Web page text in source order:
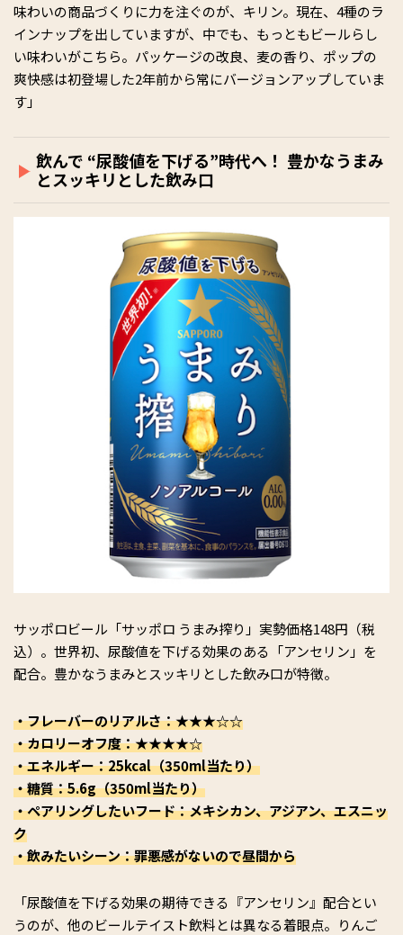
味わいの商品づくりに力を注ぐのが、キリン。現在、4種のラ
インナップを出していますが、中でも、もっともビールらし
い味わいがこちら。パッケージの改良、麦の香り、ポップの
爽快感は初登場した2年前から常にバージョンアップしていま
す」
飲んで “尿酸値を下げる”時代へ！ 豊かなうまみ
とスッキリとした飲み口
サッポロビール「サッポロ うまみ搾り」実勢価格148円（税
込）。世界初、尿酸値を下げる効果のある「アンセリン」を
配合。豊かなうまみとスッキリとした飲み口が特徴。
・フレーバーのリアルさ：★★★☆☆
・カロリーオフ度：★★★★☆
・エネルギー：25kcal（350ml当たり）
・糖質：5.6g（350ml当たり）
・ペアリングしたいフード：メキシカン、アジアン、エスニッ
ク
・飲みたいシーン：罪悪感がないので昼間から
「尿酸値を下げる効果の期待できる『アンセリン』配合とい
うのが、他のビールテイスト飲料とは異なる着眼点。りんご